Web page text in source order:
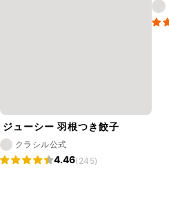
ジューシー 羽根つき餃子
クラシル公式
4.46(245)